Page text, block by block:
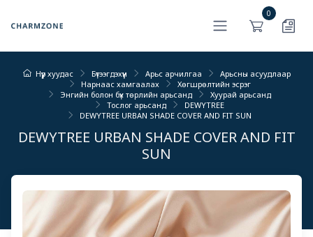
0
Нүүр хуудас Бүтээгдэхүүн Арьс арчилгаа
Арьсны асуудлаар
Нарнаас хамгаалах
Хөгшрөлтийн эсрэг
Энгийн болон бүх төрлийн арьсанд
Хуурай арьсанд
Тослог арьсанд
DEWYTREE
DEWYTREE URBAN SHADE COVER AND FIT SUN
DEWYTREE URBAN SHADE COVER AND FIT
SUN